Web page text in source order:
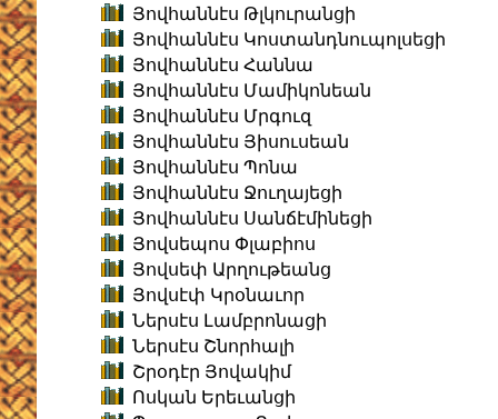
Յովհաննէս Թլկուրանցի
Յովհաննէս Կոստանդնուպոլսեցի
Յովհաննէս Հաննա
Յովհաննէս Մամիկոնեան
Յովհաննէս Մրգուզ
Յովհաննէս Յիսուսեան
Յովհաննէս Պոնա
Յովհաննէս Ջուղայեցի
Յովհաննէս Սանճէմինեցի
Յովսեպոս Փլաբիոս
Յովսեփ Արղութեանց
Յովսէփ Կրօնաւոր
Ներսէս Լամբրոնացի
Ներսէս Շնորհալի
Շրօդէր Յովակիմ
Ոսկան Երեւանցի